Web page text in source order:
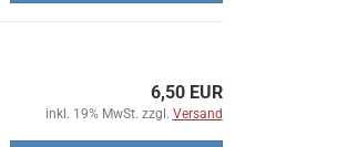
6,50 EUR
inkl. 19% MwSt. zzgl. Versand